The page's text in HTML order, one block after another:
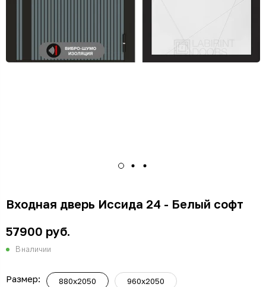
Входная дверь Иссида 24 - Белый софт
57900 руб.
В наличии
Размер: 880x2050 960x2050